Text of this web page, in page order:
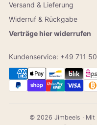
Versand & Lieferung
Widerruf & Rückgabe
Verträge hier widerrufen
Kundenservice: +49 711
© 2026 Jimbeels · Mit